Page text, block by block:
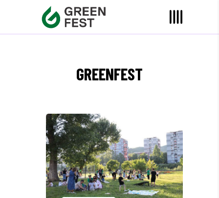
GREENFEST